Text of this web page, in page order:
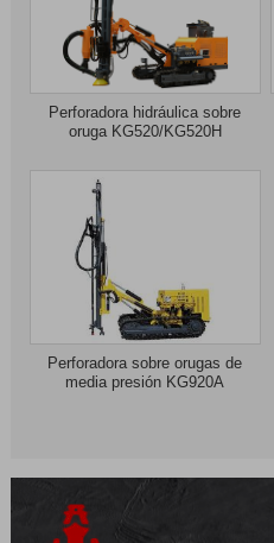
Perforadora hidráulica sobre
oruga KG520/KG520H
Perforadora sobre orugas de
media presión KG920A